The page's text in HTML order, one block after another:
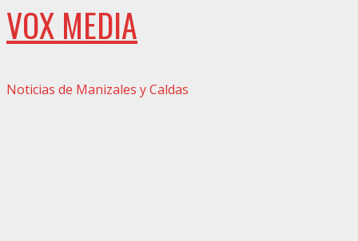
VOX MEDIA
Noticias de Manizales y Caldas